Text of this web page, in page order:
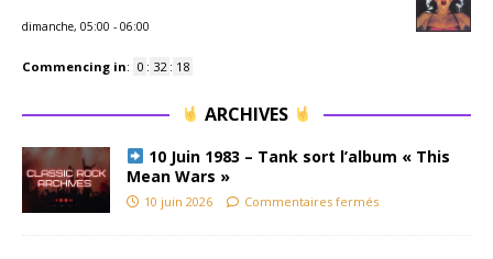
dimanche, 05:00 - 06:00
Commencing in: 0 : 32 : 17
ARCHIVES
10 Juin 1983 – Tank sort l’album « This
Mean Wars »
10 juin 2026 Commentaires fermés